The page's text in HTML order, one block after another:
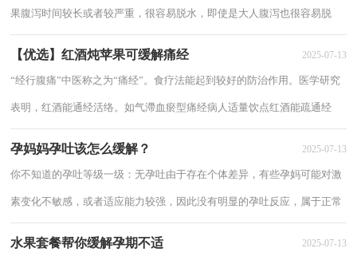
果腹泻时间较长或者较严重，很容易脱水，即使是大人腹泻也很容易脱
【优选】红酒炖苹果可缓解痛经 2025-07-13
“经行腹痛”中医称之为“痛经”。食疗法能起到较好的防治作用。医学研究
表明，红酒能通经活络。如气滯血瘀型痛经病人适量饮点红酒能疏通经
孕妈妈孕吐该怎么缓解？ 2025-07-13
你不知道的孕吐等级一级：无孕吐由于存在个体差异，有些孕妈可能对激
素变化不敏感，或者适应能力较强，因此没有明显的孕吐反应，属于正常
水果套餐帮你缓解孕期不适 2025-07-13